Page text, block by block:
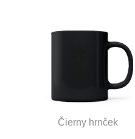
Čierny hrnček